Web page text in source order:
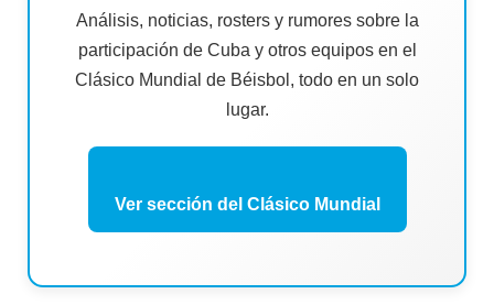
Análisis, noticias, rosters y rumores sobre la
participación de Cuba y otros equipos en el
Clásico Mundial de Béisbol, todo en un solo
lugar.
Ver sección del Clásico Mundial